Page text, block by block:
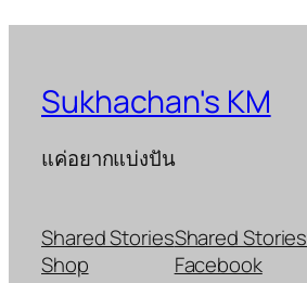
Sukhachan's KM
แค่อยากแบ่งปัน
Shared Stories
Shop
Shared Stories
Facebook